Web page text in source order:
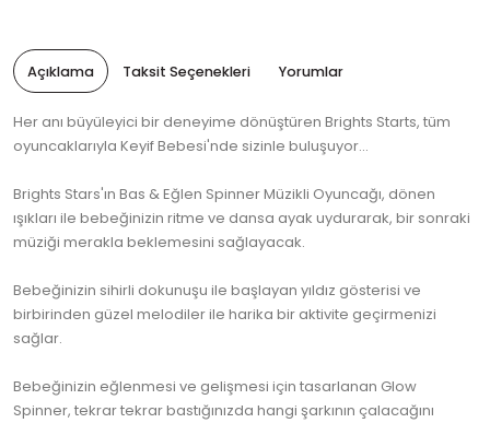
Açıklama Taksit Seçenekleri Yorumlar
Her anı büyüleyici bir deneyime dönüştüren Brights Starts, tüm
oyuncaklarıyla Keyif Bebesi'nde sizinle buluşuyor...
Brights Stars'ın Bas & Eğlen Spinner Müzikli Oyuncağı, dönen
ışıkları ile bebeğinizin ritme ve dansa ayak uydurarak, bir sonraki
müziği merakla beklemesini sağlayacak.
Bebeğinizin sihirli dokunuşu ile başlayan yıldız gösterisi ve
birbirinden güzel melodiler ile harika bir aktivite geçirmenizi
sağlar.
Bebeğinizin eğlenmesi ve gelişmesi için tasarlanan Glow
Spinner, tekrar tekrar bastığınızda hangi şarkının çalacağını